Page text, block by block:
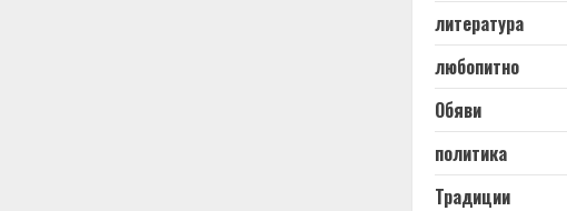
литература
любопитно
Обяви
политика
Традиции